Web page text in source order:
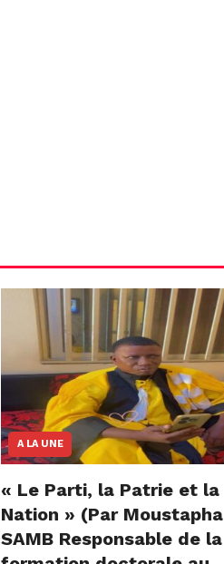
A LA UNE
« Le Parti, la Patrie et la
Nation » (Par Moustapha
SAMB Responsable de la